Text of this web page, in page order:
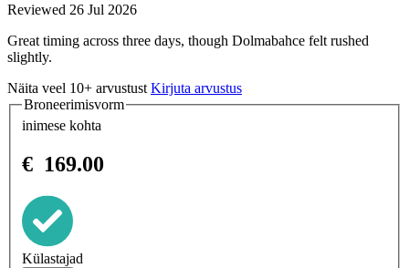
Reviewed 26 Jul 2026
Great timing across three days, though Dolmabahce felt rushed
slightly.
Näita veel 10+ arvustust Kirjuta arvustus
Broneerimisvorm
inimese kohta
€ 169.00
Külastajad